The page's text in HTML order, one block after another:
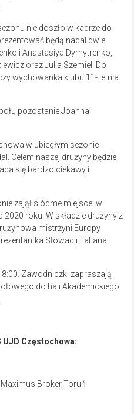
nie doszło w kadrze do
będą nadal dwie
i Anastasiya Dymytrenko,
oraz Julia Szemiel. Do
wychowanka klubu 11- letnia
pozostanie Joanna
w ubiegłym sezonie
Celem naszej drużyny będzie
się bardzo ciekawy i
zajął siódme miejsce w
roku. W składzie drużyny z
mistrzyni Europy
Słowacji Tatiana
Zawodniczki zapraszają
do hali Akademickiego
Częstochowa:
Broker Toruń